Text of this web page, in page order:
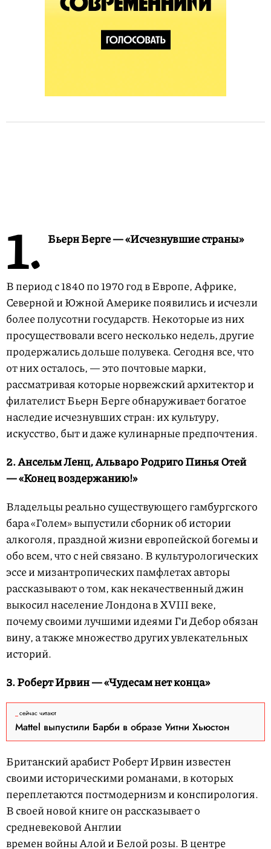
1. Бьерн Берге — «Исчезнувшие страны»
В период с 1840 по 1970 год в Европе, Африке,
Северной и Южной Америке появились и исчезли
более полусотни государств. Некоторые из них
просуществовали всего несколько недель, другие
продержались дольше полувека. Сегодня все, что
от них осталось, — это почтовые марки,
рассматривая которые норвежский архитектор и
филателист Бьерн Берге обнаруживает богатое
наследие исчезнувших стран: их культуру,
искусство, быт и даже кулинарные предпочтения.
2. Ансельм Ленц, Альваро Родриго Пинья Отей
— «Конец воздержанию!»
Владельцы реально существующего гамбургского
бара «Голем» выпустили сборник об истории
алкоголя, праздной жизни европейской богемы и
обо всем, что с ней связано. В культурологических
эссе и мизантропических памфлетах авторы
рассказывают о том, как некачественный джин
выкосил население Лондона в XVIII веке,
почему своими лучшими идеями Ги Дебор обязан
вину, а также множество других увлекательных
историй.
3. Роберт Ирвин — «Чудесам нет конца»
сейчас читают
Mattel выпустили Барби в образе Уитни Хьюстон
Британский арабист Роберт Ирвин известен
своими историческими романами, в которых
переплетаются постмодернизм и конспирология.
В своей новой книге он рассказывает о
средневековой Англии
времен войны Алой и Белой розы. В центре